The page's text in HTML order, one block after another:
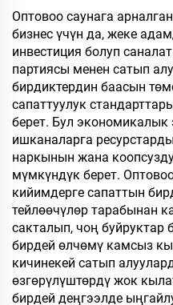
жана авиакомпаниялар
үчүн жумшалакча
Оптовоо саунага
бизнес үчүн да, жеке
инвестиция болуп
партиясы менен сатып
бирдиктердин баасын
сапаттуулук
берет. Бул экономикалык
ишканаларга
наркынын жана
мүмкүндүк берет.
кийимдерге сапаттын
тейлөөчүлөр тарабынан
сакталып, чоң буйруктар
бирдей өлчөмү камсыз
кичинекей сатып
өзгөрүлүштөрдү жок
бирдей деңгээлде